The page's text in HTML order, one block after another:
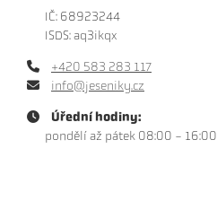
IČ: 68923244
ISDS: aq3ikqx
+420 583 283 117
info@jeseniky.cz
Úřední hodiny:
pondělí až pátek 08:00 - 16:00